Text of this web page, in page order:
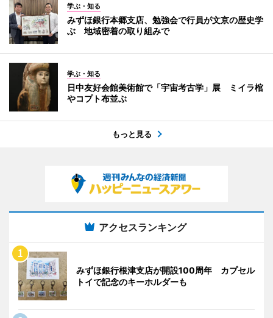
学ぶ・知る
みずほ銀行本郷支店、勉強会で行員が文京の歴史学
ぶ 地域密着の取り組みで
学ぶ・知る
日中友好会館美術館で「宇宙考古学」展 ミイラ棺
やコプト布並ぶ
もっと見る
アクセスランキング
みずほ銀行根津支店が開設100周年 カプセル
トイで記念のキーホルダーも